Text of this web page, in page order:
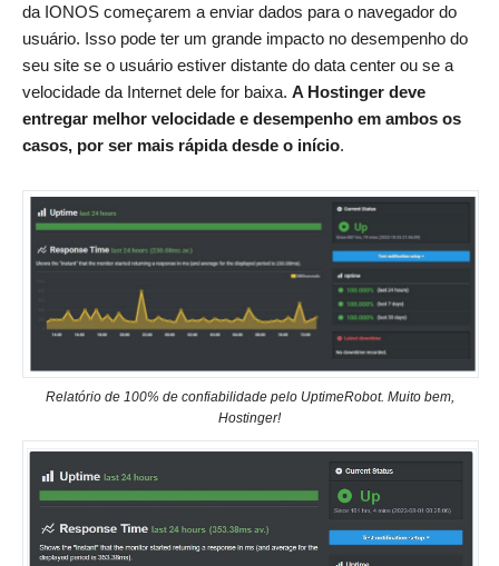
da IONOS começarem a enviar dados para o navegador do
usuário. Isso pode ter um grande impacto no desempenho do
seu site se o usuário estiver distante do data center ou se a
velocidade da Internet dele for baixa. A Hostinger deve
entregar melhor velocidade e desempenho em ambos os
casos, por ser mais rápida desde o início.
Relatório de 100% de confiabilidade pelo UptimeRobot. Muito bem,
Hostinger!